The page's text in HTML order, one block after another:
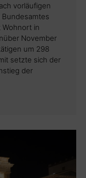
vorläufigen
Wohnort in
November
um 298
setzte sich der
der